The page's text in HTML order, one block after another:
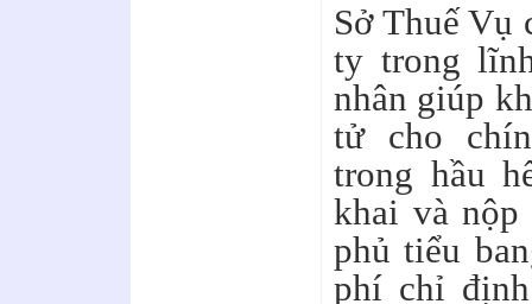
Sở Thuế Vụ
ty trong
nhân giúp
tử cho
trong hầu
khai và
phủ tiểu
phí chỉ